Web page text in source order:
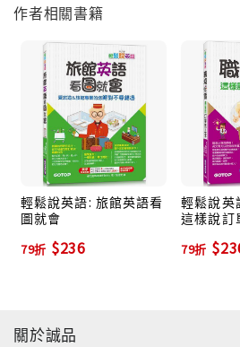
作者相關書籍
輕鬆說英語: 旅館英語看
圖就會
79折 $236
輕鬆說英
這樣說訂
79折
關於誠品